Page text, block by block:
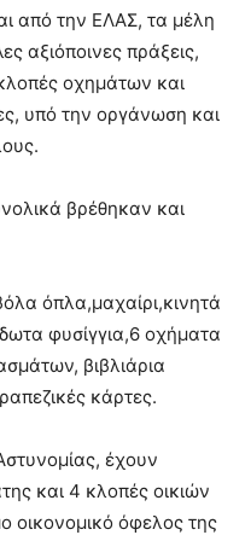
από την ΕΛΑΣ, τα μέλη
αξιόποινες πράξεις,
οχημάτων και
υπό την οργάνωση και
βρέθηκαν και
όπλα,μαχαίρι,κινητά
φυσίγγια,6 οχήματα
βιβλιάρια
κάρτες.
έχουν
και 4 κλοπές οικιών
οικονομικό όφελος της